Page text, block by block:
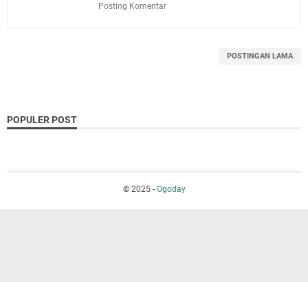
Posting Komentar
POSTINGAN LAMA
POPULER POST
© 2025 - Ogoday